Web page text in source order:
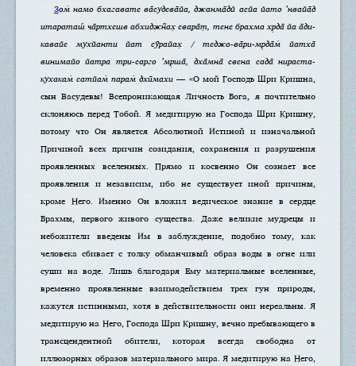
3ом̇ намо бхагавате ва̄судева̄йа, джанма̄дй асйа йато ’нвайа̄д
итараташ́ ча̄ртхешв абхиджн̃ах̣ свара̄т̣, тене брахма хр̣да̄ йа а̄ди-
кавайе мухйанти йат сӯрайах̣ / теджо-ва̄ри-мр̣да̄м̇ йатха̄
винимайо йатра три-сарго ’мр̣ша̄, дха̄мна̄ свена сада̄ нираста-
кухакам̇ сатйам̇ парам̇ дхӣмахи — «О мой Господь Шри Кришна,
сын Васудевы! Всепроникающая Личность Бога, я почтительно
склоняюсь перед Тобой. Я медитирую на Господа Шри Кришну,
потому что Он является Абсолютной Истиной и изначальной
Причиной всех причин созидания, сохранения и разрушения
проявленных вселенных. Прямо и косвенно Он сознает все
проявления и независим, ибо не существует иной причины,
кроме Него. Именно Он вложил ведическое знание в сердце
Брахмы, первого живого существа. Даже великие мудрецы и
небожители введены Им в заблуждение, подобно тому, как
человека сбивает с толку обманчивый образ воды в огне или
суши на воде. Лишь благодаря Ему материальные вселенные,
временно проявленные взаимодействием трех гун природы,
кажутся истинными, хотя в действительности они нереальны. Я
медитирую на Него, Господа Шри Кришну, вечно пребывающего в
трансцендентной обители, которая всегда свободна от
иллюзорных образов материального мира. Я медитирую на Него,